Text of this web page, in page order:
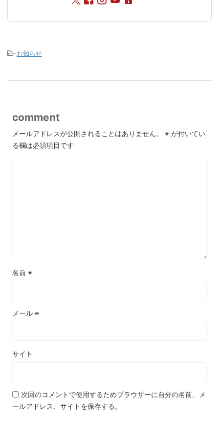
-お知らせ
comment
メールアドレスが公開されることはありません。 ※ が付いてい
る欄は必須項目です
名前 ※
メール ※
サイト
次回のコメントで使用するためブラウザーに自分の名前、メ
ールアドレス、サイトを保存する。